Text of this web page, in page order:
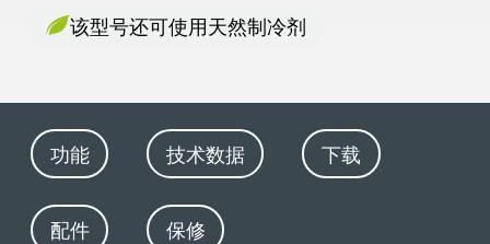
该型号还可使用天然制冷剂
功能 技术数据 下载
配件 保修